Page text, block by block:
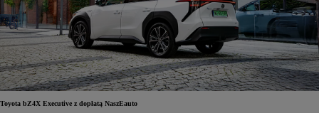
Toyota bZ4X Executive z dopłatą NaszEauto